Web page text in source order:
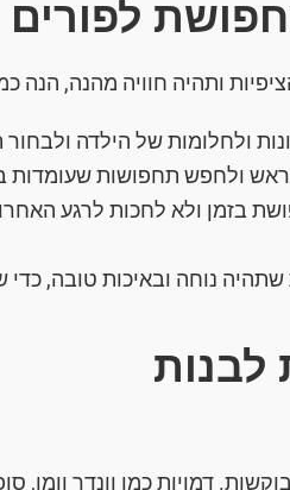
לפורים
ותהיה חוויה מהנה, הנה
ולחלומות של הילדה
ולחפש תחפושות שעומדות
בזמן ולא לחכות לרגע
נוחה ובאיכות טובה, כדי
לבנות
דמויות כמו וונדר וומן,